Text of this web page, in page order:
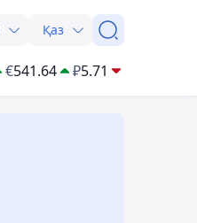
Қаз
€541.64 ₽5.71